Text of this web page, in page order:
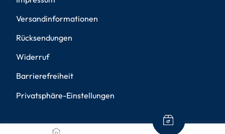
Versandinformationen
Rücksendungen
Widerruf
Barrierefreiheit
Privatsphäre-Einstellungen
ZAHLUNGSMETHODEN